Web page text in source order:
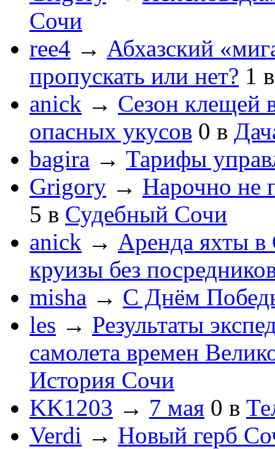
Сочи
ree4 → Абхазский
пропускать или нет? 1
anick → Сезон клещей
опасных укусов 0 в
bagira → Тарифы
Grigory → Нарочно не
5 в Судебный Сочи
anick → Аренда яхты в
круизы без
misha → С Днём
les → Результаты
самолета времен
История Сочи
KK1203 → 7 мая 0 в
Verdi → Новый герб